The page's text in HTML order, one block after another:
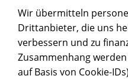
Wir übermitteln
Drittanbieter, die uns
verbessern und zu
Zusammenhang
auf Basis von Cookie-